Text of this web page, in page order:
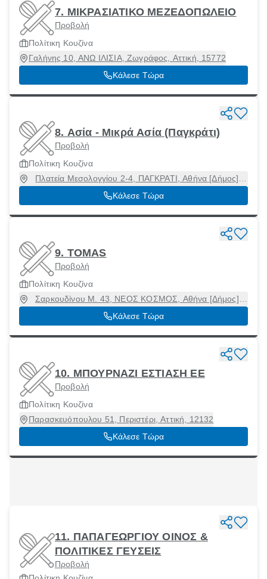
7. ΜΙΚΡΑΣΙΑΤΙΚΟ ΜΕΖΕΔΟΠΩΛΕΙΟ
Προβολή
Πολίτικη Κουζίνα
Γαλήνης 10, ΑΝΩ ΙΛΙΣΙΑ, Ζωγράφος, Αττική, 15772
Κάλεσε Τώρα
8. Ασία - Μικρά Ασία (Παγκράτι)
Προβολή
Πολίτικη Κουζίνα
Πλατεία Μεσολογγίου 2-4, ΠΑΓΚΡΑΤΙ, Αθήνα [Δήμος],
Αττική, 11634
Κάλεσε Τώρα
9. TOMAS
Προβολή
Πολίτικη Κουζίνα
Σαρκουδίνου Μ. 43, ΝΕΟΣ ΚΟΣΜΟΣ, Αθήνα [Δήμος],
Αττική, 11744
Κάλεσε Τώρα
10. ΜΠΟΥΡΝΑΖΙ ΕΣΤΙΑΣΗ ΕΕ
Προβολή
Πολίτικη Κουζίνα
Παρασκευόπουλου 51, Περιστέρι, Αττική, 12132
Κάλεσε Τώρα
11. ΠΑΠΑΓΕΩΡΓΙΟΥ ΟΙΝΟΣ &
ΠΟΛΙΤΙΚΕΣ ΓΕΥΣΕΙΣ
Προβολή